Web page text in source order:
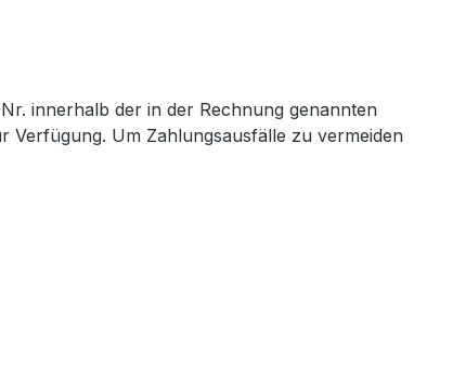
innerhalb der in der Rechnung genannten
Verfügung. Um Zahlungsausfälle zu vermeiden